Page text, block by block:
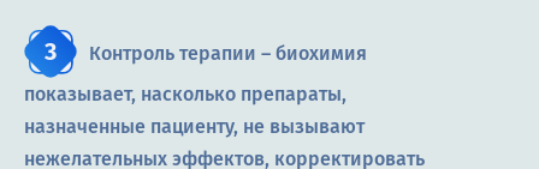
Контроль терапии – биохимия
показывает, насколько препараты,
назначенные пациенту, не вызывают
нежелательных эффектов, корректировать